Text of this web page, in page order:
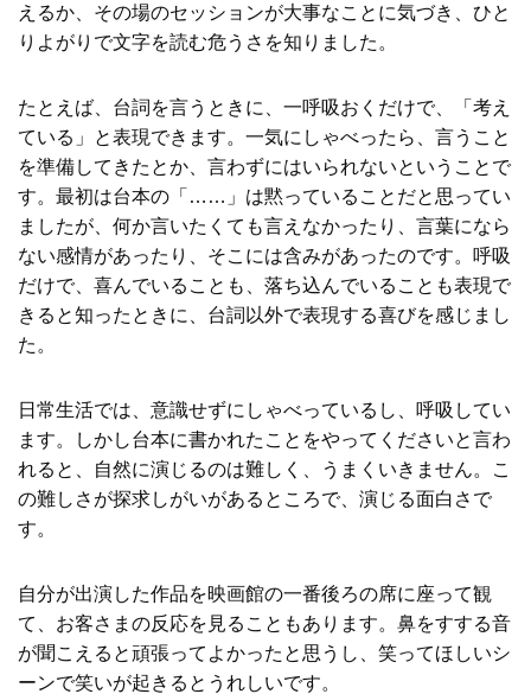
えるか、その場のセッションが大事なことに気づき、ひと
りよがりで文字を読む危うさを知りました。
たとえば、台詞を言うときに、一呼吸おくだけで、「考え
ている」と表現できます。一気にしゃべったら、言うこと
を準備してきたとか、言わずにはいられないということで
す。最初は台本の「……」は黙っていることだと思ってい
ましたが、何か言いたくても言えなかったり、言葉になら
ない感情があったり、そこには含みがあったのです。呼吸
だけで、喜んでいることも、落ち込んでいることも表現で
きると知ったときに、台詞以外で表現する喜びを感じまし
た。
日常生活では、意識せずにしゃべっているし、呼吸してい
ます。しかし台本に書かれたことをやってくださいと言わ
れると、自然に演じるのは難しく、うまくいきません。こ
の難しさが探求しがいがあるところで、演じる面白さで
す。
自分が出演した作品を映画館の一番後ろの席に座って観
て、お客さまの反応を見ることもあります。鼻をすする音
が聞こえると頑張ってよかったと思うし、笑ってほしいシ
ーンで笑いが起きるとうれしいです。